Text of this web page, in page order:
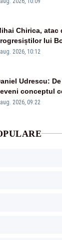
Chirica, atac
lui
și natura,
2026, 10:12
Udrescu:
conceptul
2026, 09:22